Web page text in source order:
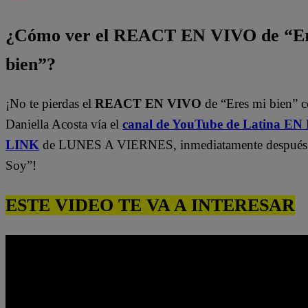
¿Cómo ver el REACT EN VIVO de
bien”?
¡No te pierdas el REACT EN VIVO de “Eres mi bien”
Daniella Acosta vía el canal de YouTube de Latina EN
LINK de LUNES A VIERNES, inmediatamente
Soy”!
ESTE VIDEO TE VA A INTERESAR